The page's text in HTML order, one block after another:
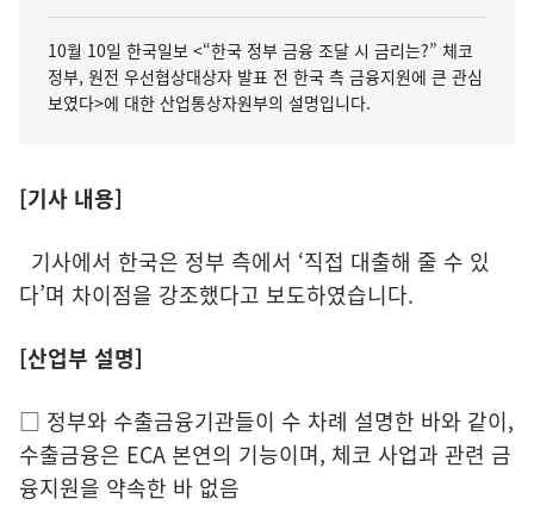
10월 10일 한국일보 <“한국 정부 금융 조달 시 금리는?” 체코
정부, 원전 우선협상대상자 발표 전 한국 측 금융지원에 큰 관심
보였다>에 대한 산업통상자원부의 설명입니다.
[기사 내용]
기사에서 한국은 정부 측에서 ‘직접 대출해 줄 수 있
다’며 차이점을 강조했다고 보도하였습니다.
[산업부 설명]
□ 정부와 수출금융기관들이 수 차례 설명한 바와 같이,
수출금융은 ECA 본연의 기능이며, 체코 사업과 관련 금
융지원을 약속한 바 없음